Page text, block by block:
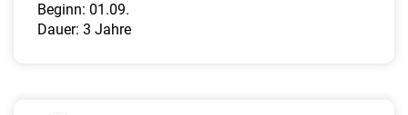
Beginn: 01.09.
Dauer: 3 Jahre